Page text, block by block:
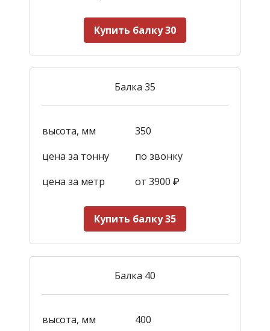
Купить балку 30
Балка 35
высота, мм
350
цена за тонну
по звонку
цена за метр
от 3900 ₽
Купить балку 35
Балка 40
высота, мм 400